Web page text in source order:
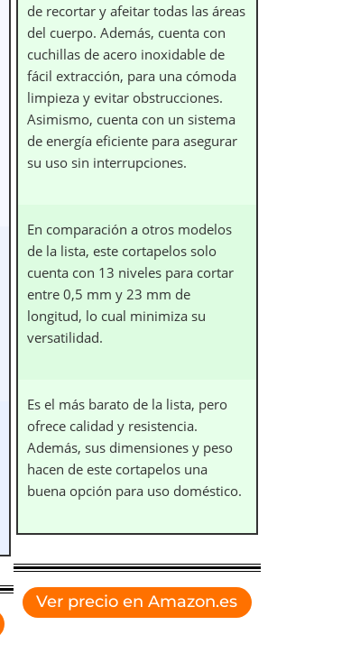
de recortar y afeitar todas las áreas
del cuerpo. Además, cuenta con
cuchillas de acero inoxidable de
fácil extracción, para una cómoda
limpieza y evitar obstrucciones.
Asimismo, cuenta con un sistema
de energía eficiente para asegurar
su uso sin interrupciones.
En comparación a otros modelos
de la lista, este cortapelos solo
cuenta con 13 niveles para cortar
entre 0,5 mm y 23 mm de
longitud, lo cual minimiza su
versatilidad.
Es el más barato de la lista, pero
ofrece calidad y resistencia.
Además, sus dimensiones y peso
hacen de este cortapelos una
buena opción para uso doméstico.
Ver precio en Amazon.es